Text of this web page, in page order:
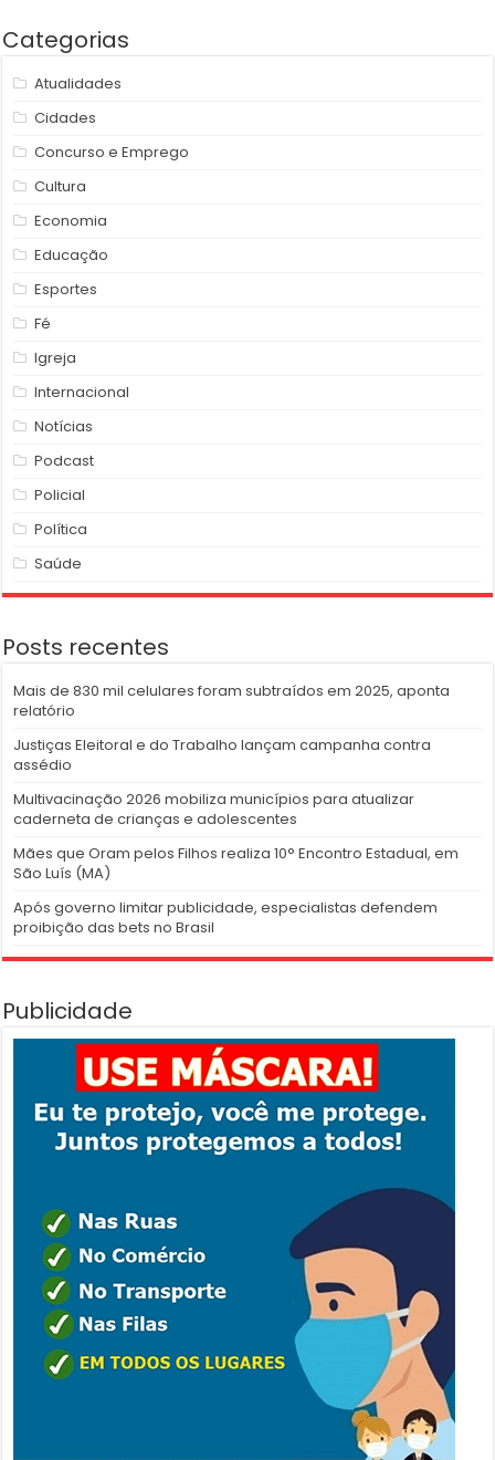
Categorias
Atualidades
Cidades
Concurso e Emprego
Cultura
Economia
Educação
Esportes
Fé
Igreja
Internacional
Notícias
Podcast
Policial
Política
Saúde
Posts recentes
Mais de 830 mil celulares foram subtraídos em 2025, aponta
relatório
Justiças Eleitoral e do Trabalho lançam campanha contra
assédio
Multivacinação 2026 mobiliza municípios para atualizar
caderneta de crianças e adolescentes
Mães que Oram pelos Filhos realiza 10° Encontro Estadual, em
São Luís (MA)
Após governo limitar publicidade, especialistas defendem
proibição das bets no Brasil
Publicidade